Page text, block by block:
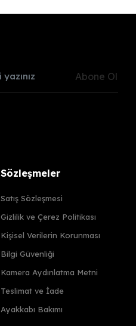
Abone Ol
Sözleşmeler
Satış Sözleşmesi
Gizlilik ve Çerez Politikası
Kişisel Verilerin Korunması
Bilgi Güvenliği
Kamera Aydınlatma Metni
Teslimat ve İade
Ayakkabı Bakımı